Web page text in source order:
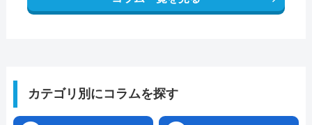
カテゴリ別にコラムを探す